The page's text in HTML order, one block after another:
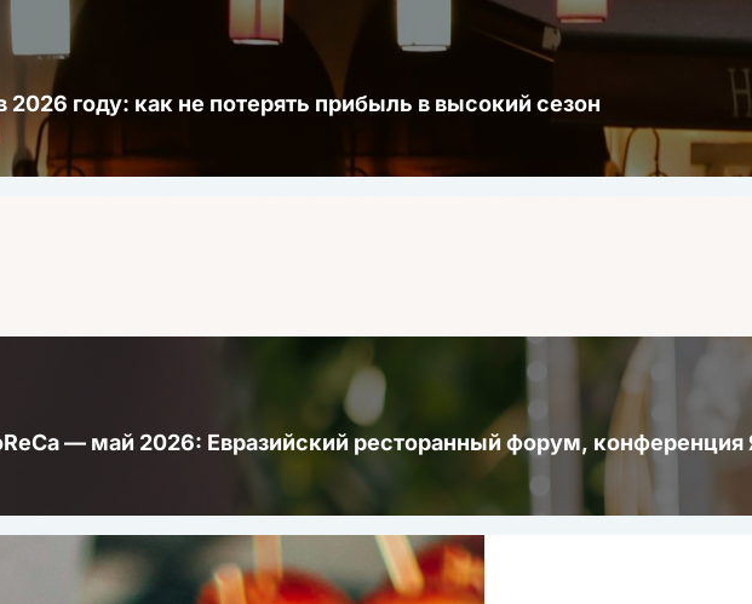
2026 году: как не потерять прибыль в высокий сезон
— май 2026: Евразийский ресторанный форум,